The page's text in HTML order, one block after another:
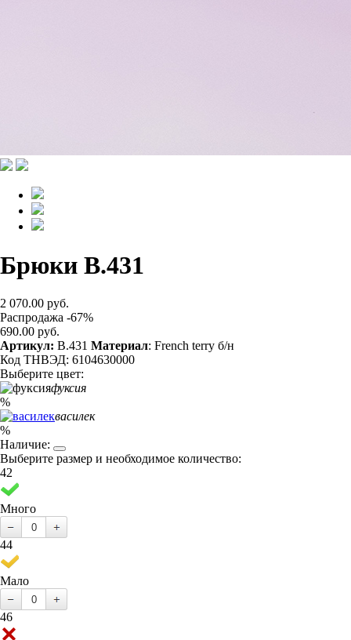
Брюки B.431
2 070.00 руб.
Распродажа -67%
690.00 руб.
Артикул: B.431 Материал: French terry б/н
Код ТНВЭД: 6104630000
Выберите цвет:
фуксия
%
василек
%
Наличие:
Выберите размер и необходимое количество:
42
Много
44
Мало
46